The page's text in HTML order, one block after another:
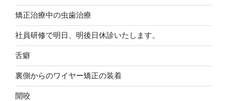
矯正治療中の虫歯治療
社員研修で明日、明後日休診いたします。
舌癖
裏側からのワイヤー矯正の装着
開咬